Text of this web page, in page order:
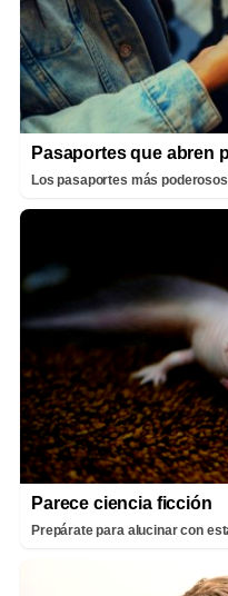
Pasaportes que abren
Los pasaportes más
Parece ciencia ficción
Prepárate para alucinar con